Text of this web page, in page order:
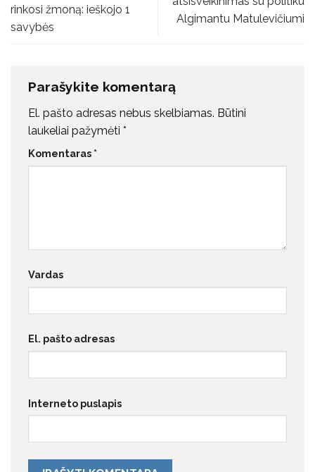
rinkosi žmoną: ieškojo 1
savybės
Algimantu Matulevičiumi
Parašykite komentarą
El. pašto adresas nebus skelbiamas. Būtini
laukeliai pažymėti *
Komentaras *
Vardas
El. pašto adresas
Interneto puslapis